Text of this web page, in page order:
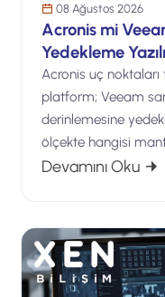
08 Ağustos 2026
Acronis mi
Yedekleme
Acronis uç
platform; Veeam
derinlemesine
ölçekte hangisi
Devamını Oku: